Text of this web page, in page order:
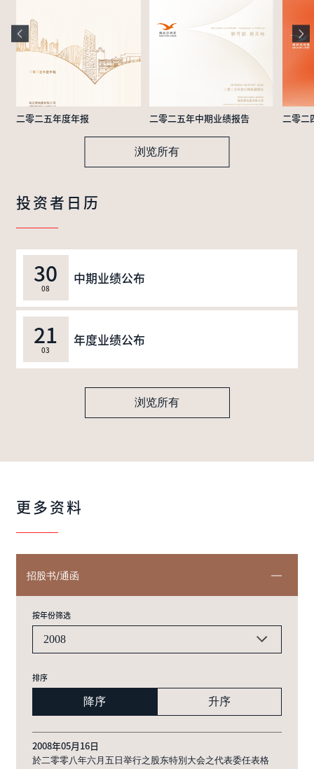
二零二五年度年报 二零二五年中期业绩报告 二零二
浏览所有
投资者日历
30
08
中期业绩公布
21
03
年度业绩公布
浏览所有
更多资料
招股书/通函
按年份筛选
2008
排序
降序 升序
2008年05月16日
於二零零八年六月五日举行之股东特別大会之代表委任表格